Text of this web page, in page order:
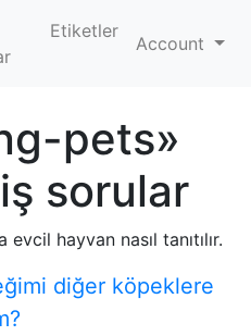
Etiketler
Account
pets»
sorular
hayvan nasıl tanıtılır.
diğer köpeklere